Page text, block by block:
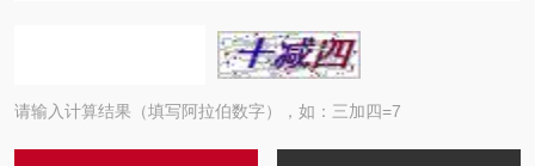
请输入计算结果（填写阿拉伯数字），如：三加四=7